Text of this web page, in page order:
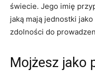
świecie.⁤ Jego imię
jaką mają jednostki
zdolności⁤ do‍
Mojżesz jako